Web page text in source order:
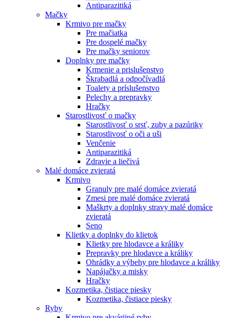
Antiparazitiká
Mačky
Krmivo pre mačky
Pre mačiatka
Pre dospelé mačky
Pre mačky seniorov
Doplnky pre mačky
Krmenie a prislušenstvo
Škrabadlá a odpočívadlá
Toalety а príslušenstvo
Pelechy a prepravky
Hračky
Starostlivosť o mačky
Starostlivosť o srsť, zuby a pazúriky
Starostlivosť o oči a uši
Venčenie
Antiparazitiká
Zdravie a liečivá
Malé domáce zvieratá
Krmivo
Granuly pre malé domáce zvieratá
Zmesi pre malé domáce zvieratá
Maškrty a doplnky stravy malé domáce
zvieratá
Seno
Klietky a doplnky do klietok
Klietky pre hlodavce a králiky
Prepravky pre hlodavce a králiky
Ohrádky a výbehy pre hlodavce a králiky
Napájačky a misky
Hračky
Kozmetika, čistiace piesky
Kozmetika, čistiace piesky
Ryby